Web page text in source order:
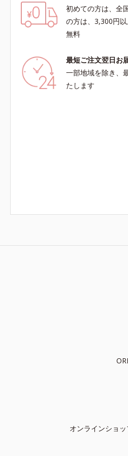
初めての方は、全
の方は、3,300円
無料
最短ご注文翌日お
一部地域を除き、
たします
オンラインショ